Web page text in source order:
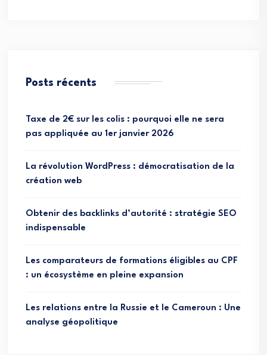
Posts récents
Taxe de 2€ sur les colis : pourquoi elle ne sera
pas appliquée au 1er janvier 2026
La révolution WordPress : démocratisation de la
création web
Obtenir des backlinks d’autorité : stratégie SEO
indispensable
Les comparateurs de formations éligibles au CPF
: un écosystème en pleine expansion
Les relations entre la Russie et le Cameroun : Une
analyse géopolitique